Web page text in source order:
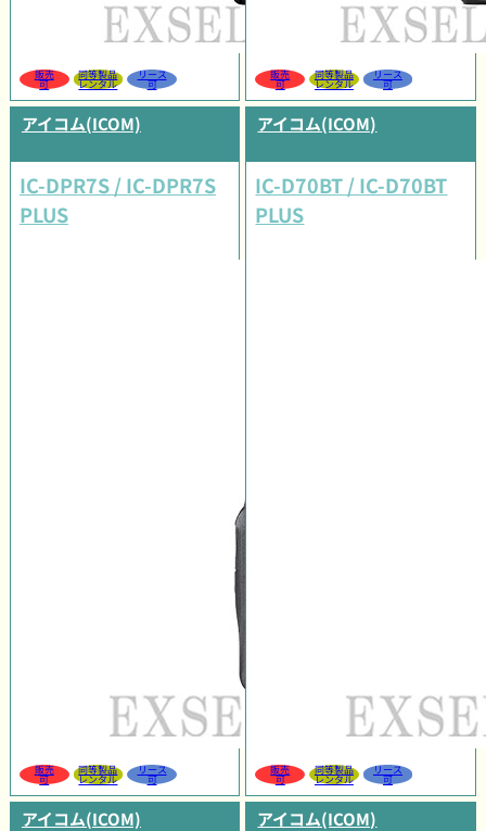
販売
可
同等製品
レンタル
リース
可
販売
可
同等製品
レンタル
リース
可
アイコム(ICOM)
IC-DPR7S / IC-DPR7S
PLUS
販売
可
同等製品
レンタル
リース
可
アイコム(ICOM)
IC-D70BT / IC-D70BT
PLUS
販売
可
同等製品
レンタル
リース
可
アイコム(ICOM) アイコム(ICOM)